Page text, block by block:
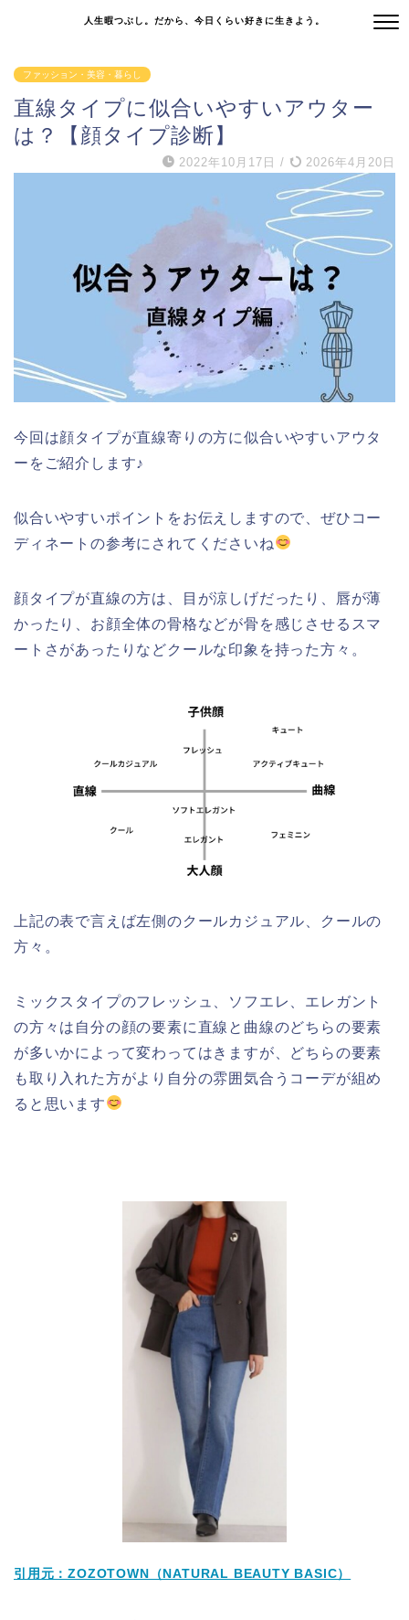
人生暇つぶし。だから、今日くらい好きに生きよう。
ファッション・美容・暮らし
直線タイプに似合いやすいアウター
は？【顔タイプ診断】
2022年10月17日 / 2026年4月20日
今回は顔タイプが直線寄りの方に似合いやすいアウタ
ーをご紹介します♪
似合いやすいポイントをお伝えしますので、ぜひコー
ディネートの参考にされてくださいね
顔タイプが直線の方は、目が涼しげだったり、唇が薄
かったり、お顔全体の骨格などが骨を感じさせるスマ
ートさがあったりなどクールな印象を持った方々。
上記の表で言えば左側のクールカジュアル、クールの
方々。
ミックスタイプのフレッシュ、ソフエレ、エレガント
の方々は自分の顔の要素に直線と曲線のどちらの要素
が多いかによって変わってはきますが、どちらの要素
も取り入れた方がより自分の雰囲気合うコーデが組め
ると思います
引用元：ZOZOTOWN（NATURAL BEAUTY BASIC）